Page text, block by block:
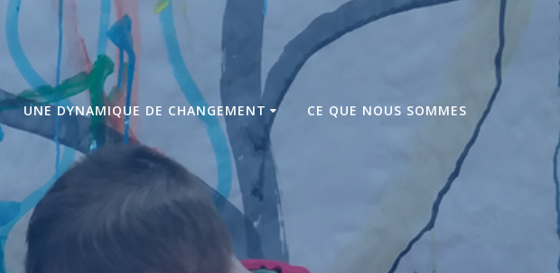
UNE DYNAMIQUE DE CHANGEMENT CE QUE NOUS SOMMES